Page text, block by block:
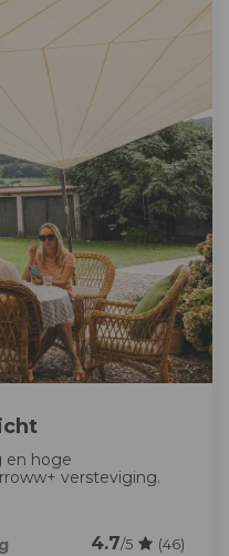
en hoge
versteviging.
4.7/5 (46)